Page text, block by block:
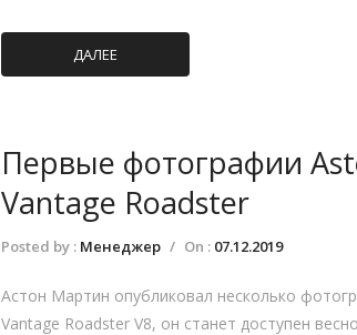
ДАЛЕЕ
Первые фотографии
Vantage Roadster
Posted by : Менеджер / On : 07.12.2019
Астон Мартин опубликовал несколько
Vantage Roadster V8, он станет доступен